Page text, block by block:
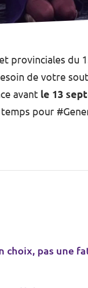
provinciales
de votre
avant le 13
pour
choix, pas une